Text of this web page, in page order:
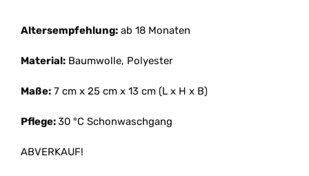
Altersempfehlung: ab 18 Monaten
Material: Baumwolle, Polyester
Maße: 7 cm x 25 cm x 13 cm (L x H x B)
Pflege:30 °C Schonwaschgang
ABVERKAUF!